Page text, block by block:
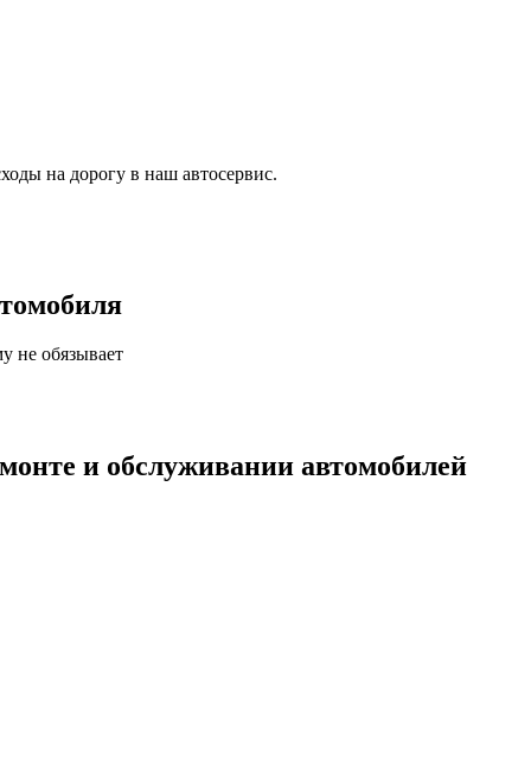
на дорогу в наш автосервис.
не обязывает
и обслуживании автомобилей